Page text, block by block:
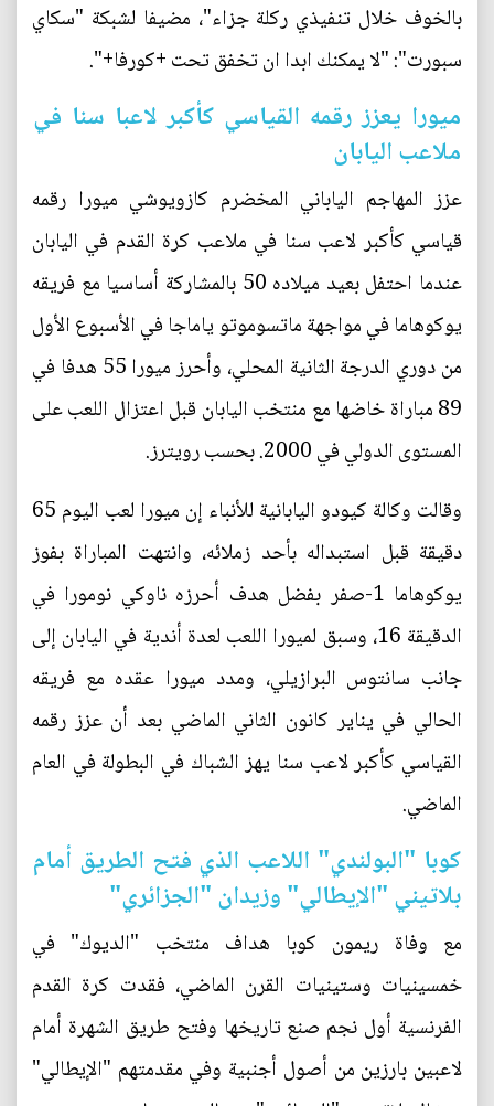
بالخوف خلال تنفيذي ركلة جزاء"، مضيفا لشبكة "سكاي
سبورت": "لا يمكنك ابدا ان تخفق تحت +كورفا+".
ميورا يعزز رقمه القياسي كأكبر لاعبا سنا في
ملاعب اليابان
عزز المهاجم الياباني المخضرم كازويوشي ميورا رقمه
قياسي كأكبر لاعب سنا في ملاعب كرة القدم في اليابان
عندما احتفل بعيد ميلاده 50 بالمشاركة أساسيا مع فريقه
يوكوهاما في مواجهة ماتسوموتو ياماجا في الأسبوع الأول
من دوري الدرجة الثانية المحلي، وأحرز ميورا 55 هدفا في
89 مباراة خاضها مع منتخب اليابان قبل اعتزال اللعب على
المستوى الدولي في 2000. بحسب رويترز.
وقالت وكالة كيودو اليابانية للأنباء إن ميورا لعب اليوم 65
دقيقة قبل استبداله بأحد زملائه، وانتهت المباراة بفوز
يوكوهاما 1-صفر بفضل هدف أحرزه ناوكي نومورا في
الدقيقة 16، وسبق لميورا اللعب لعدة أندية في اليابان إلى
جانب سانتوس البرازيلي، ومدد ميورا عقده مع فريقه
الحالي في يناير كانون الثاني الماضي بعد أن عزز رقمه
القياسي كأكبر لاعب سنا يهز الشباك في البطولة في العام
الماضي.
كوبا "البولندي" اللاعب الذي فتح الطريق أمام
بلاتيني "الإيطالي" وزيدان "الجزائري"
مع وفاة ريمون كوبا هداف منتخب "الديوك" في
خمسينيات وستينيات القرن الماضي، فقدت كرة القدم
الفرنسية أول نجم صنع تاريخها وفتح طريق الشهرة أمام
لاعبين بارزين من أصول أجنبية وفي مقدمتهم "الإيطالي"